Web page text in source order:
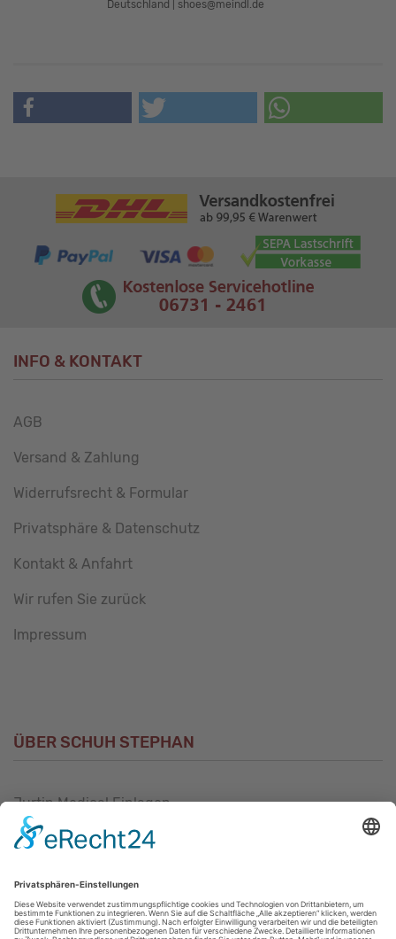
Deutschland | shoes@meindl.de
INFO & KONTAKT
AGB
Versand & Zahlung
Widerrufsrecht & Formular
Privatsphäre & Datenschutz
Kontakt & Anfahrt
Wir rufen Sie zurück
Impressum
ÜBER SCHUH STEPHAN
Jurtin Medical Einlagen
Unsere Philosophie
Unser Service